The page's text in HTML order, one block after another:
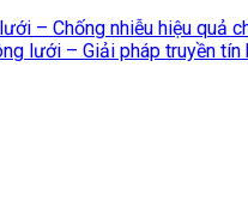
– Chống nhiễu hiệu quả
lưới – Giải pháp truyền tín